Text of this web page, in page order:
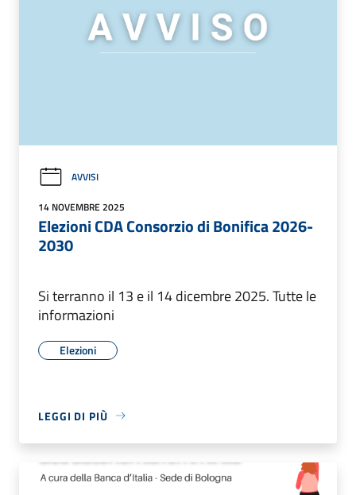
AVVISI
14 NOVEMBRE 2025
Elezioni CDA Consorzio di Bonifica 2026-
2030
Si terranno il 13 e il 14 dicembre 2025. Tutte le
informazioni
Elezioni
LEGGI DI PIÙ